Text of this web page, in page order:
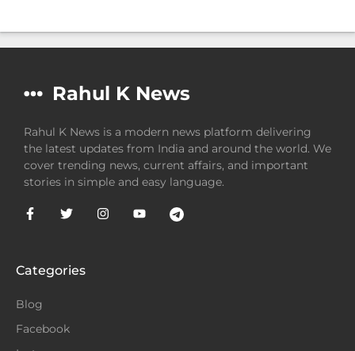
Rahul K News
Rahul K News is a modern news platform delivering
the latest updates from India and around the world. We
cover trending news, current affairs, and important
stories in simple and easy language.
Categories
Blog
Facebook